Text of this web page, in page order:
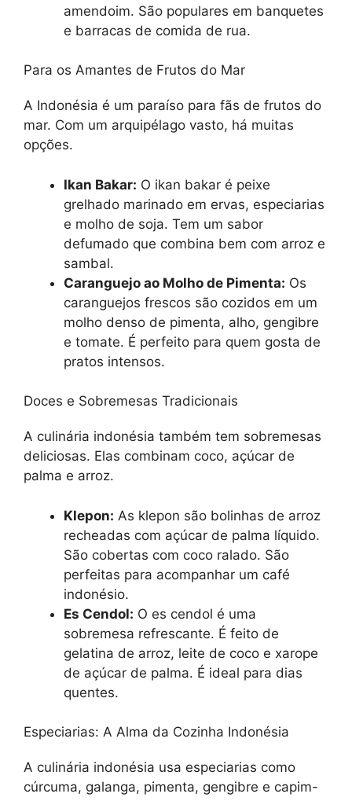
amendoim. São populares em banquetes
e barracas de comida de rua.
Para os Amantes de Frutos do Mar
A Indonésia é um paraíso para fãs de frutos do
mar. Com um arquipélago vasto, há muitas
opções.
Ikan Bakar: O ikan bakar é peixe
grelhado marinado em ervas, especiarias
e molho de soja. Tem um sabor
defumado que combina bem com arroz e
sambal.
Caranguejo ao Molho de Pimenta: Os
caranguejos frescos são cozidos em um
molho denso de pimenta, alho, gengibre
e tomate. É perfeito para quem gosta de
pratos intensos.
Doces e Sobremesas Tradicionais
A culinária indonésia também tem sobremesas
deliciosas. Elas combinam coco, açúcar de
palma e arroz.
Klepon: As klepon são bolinhas de arroz
recheadas com açúcar de palma líquido.
São cobertas com coco ralado. São
perfeitas para acompanhar um café
indonésio.
Es Cendol: O es cendol é uma
sobremesa refrescante. É feito de
gelatina de arroz, leite de coco e xarope
de açúcar de palma. É ideal para dias
quentes.
Especiarias: A Alma da Cozinha Indonésia
A culinária indonésia usa especiarias como
cúrcuma, galanga, pimenta, gengibre e capim-